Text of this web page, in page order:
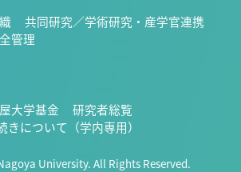
共同研究／学術研究・産学官連携
管理
大学基金
研究者総覧
きについて（学内専用）
University. All Rights Reserved.